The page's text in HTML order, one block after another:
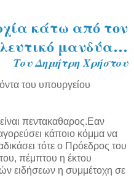
κάτω από τον
μανδύα…
Του Δημήτρη Χρήστου
του υπουργείου
πεντακαθαρος.Εαν
κάποιο κόμμα να
τότε ο Πρόεδρος του
πέμπτου η έκτου
ειδήσεων η συμμέτοχη σε